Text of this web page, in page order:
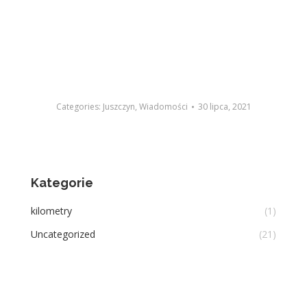
Categories: Juszczyn, Wiadomości 30 lipca, 2021
Kategorie
kilometry
(1)
Uncategorized
(21)